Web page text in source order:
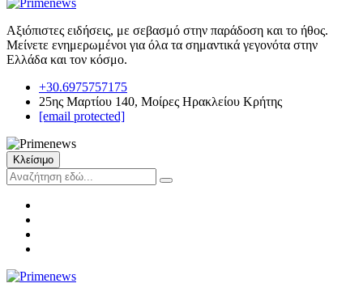
Αξιόπιστες ειδήσεις, με σεβασμό στην παράδοση και το ήθος.
Μείνετε ενημερωμένοι για όλα τα σημαντικά γεγονότα στην
Ελλάδα και τον κόσμο.
+30.6975757175
25ης Μαρτίου 140, Μοίρες Ηρακλείου Κρήτης
[email protected]
Κλείσιμο